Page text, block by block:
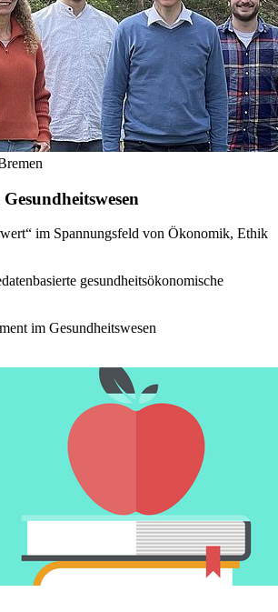
im Spannungsfeld von Ökonomik, Ethik
gesundheitsökonomische
im Gesundheitswesen